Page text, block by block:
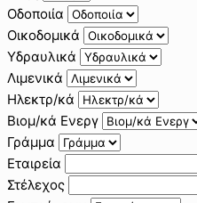
Οδοποιία
Οικοδομικά
Υδραυλικά
Λιμενικά
Ηλεκτρ/κά
Βιομ/κά Ενεργ
Γράμμα
Εταιρεία
Στέλεχος